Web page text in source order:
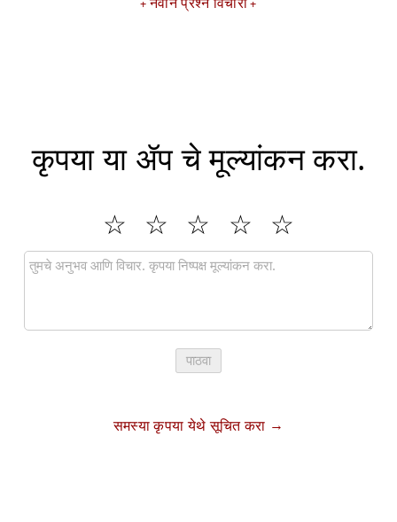
कृपया या ॲप चे मूल्यांकन करा.
पाठवा
समस्या कृपया येथे सूचित करा